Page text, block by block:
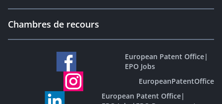
Chambres de recours
European Patent Office|
EPO Jobs
EuropeanPatentOffice
European Patent Office|